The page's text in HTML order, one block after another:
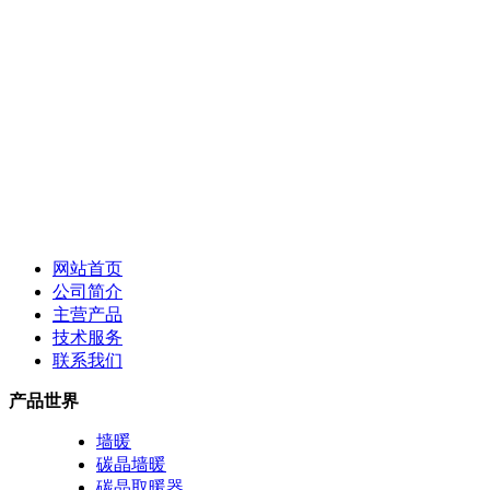
网站首页
公司简介
主营产品
技术服务
联系我们
产品世界
墙暖
碳晶墙暖